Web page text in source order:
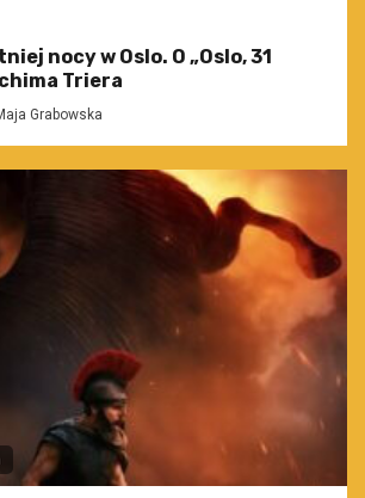
nocy w Oslo. O „Oslo, 31
Triera
Grabowska